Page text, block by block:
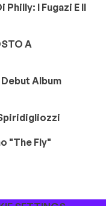
Philly: I Fugazi E Il
A
Album
"The Fly"